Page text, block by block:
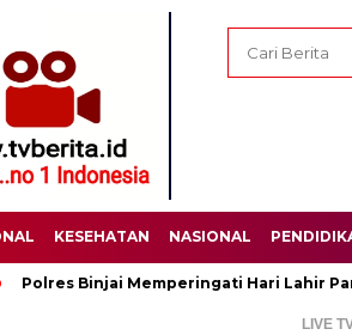
KESEHATAN NASIONAL
Binjai Memperingati Hari Lahir Pancasila
LIVE